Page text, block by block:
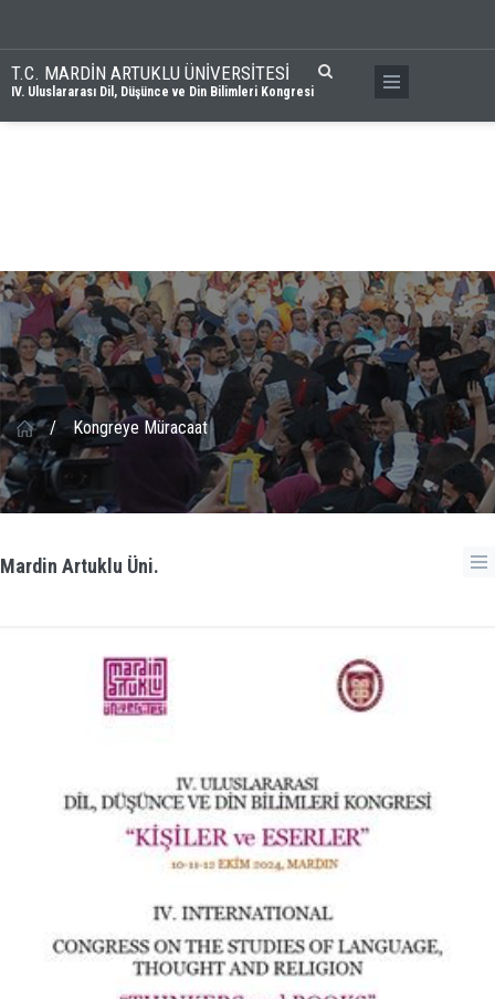
T.C. MARDİN ARTUKLU ÜNİVERSİTESİ
IV. Uluslararası Dil, Düşünce ve Din Bilimleri Kongresi
/ Kongreye Müracaat
Mardin Artuklu Üni.